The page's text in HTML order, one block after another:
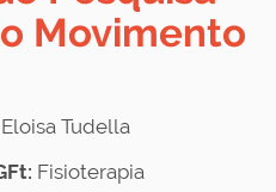
Movimento
Eloisa Tudella
Fisioterapia